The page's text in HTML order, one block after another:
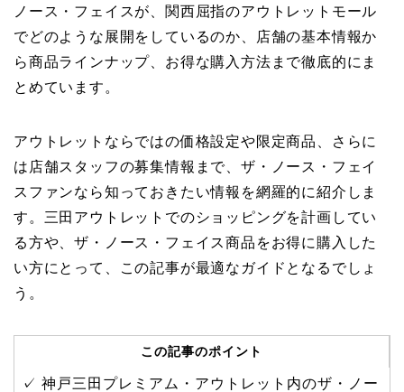
ノース・フェイスが、関西屈指のアウトレットモール
でどのような展開をしているのか、店舗の基本情報か
ら商品ラインナップ、お得な購入方法まで徹底的にま
とめています。
アウトレットならではの価格設定や限定商品、さらに
は店舗スタッフの募集情報まで、ザ・ノース・フェイ
スファンなら知っておきたい情報を網羅的に紹介しま
す。三田アウトレットでのショッピングを計画してい
る方や、ザ・ノース・フェイス商品をお得に購入した
い方にとって、この記事が最適なガイドとなるでしょ
う。
この記事のポイント
✓ 神戸三田プレミアム・アウトレット内のザ・ノー